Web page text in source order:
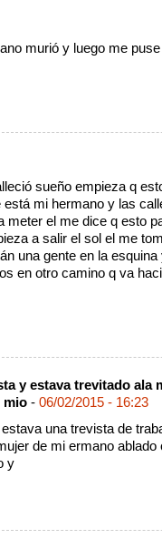
murió y luego me
sueño empieza q
mi hermano y las
meter el me dice q esto
a salir el sol el me
una gente en la esquina
en otro camino q va
y estava trevitado ala
mio - 06/02/2015 - 16:23
una trevista de
de mi ermano ablado
y